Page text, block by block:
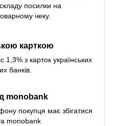
посилки на
чеку.
карткою
1,3% з карток українських
банків.
monobank
покупця має збігатися
monobank